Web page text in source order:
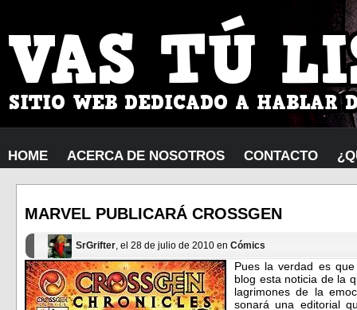
HOME ACERCA DE NOSOTROS CONTACTO
MARVEL PUBLICARÁ CROSSGEN
SrGrifter, el 28 de julio de 2010 en Cómics
Pues la verdad es
blog esta noticia de la
lagrimones de la
sonará una editorial